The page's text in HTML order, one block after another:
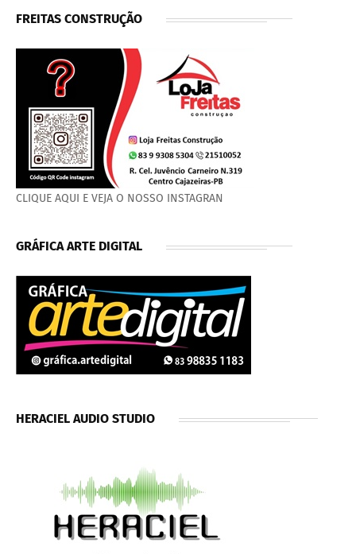
FREITAS CONSTRUÇÃO
CLIQUE AQUI E VEJA O NOSSO INSTAGRAN
GRÁFICA ARTE DIGITAL
HERACIEL AUDIO STUDIO